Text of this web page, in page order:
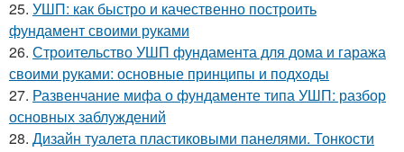
25. УШП: как быстро и качественно построить
фундамент своими руками
26. Строительство УШП фундамента для дома и гаража
своими руками: основные принципы и подходы
27. Развенчание мифа о фундаменте типа УШП: разбор
основных заблуждений
28. Дизайн туалета пластиковыми панелями. Тонкости